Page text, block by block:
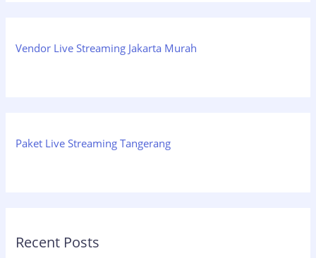
Vendor Live Streaming Jakarta Murah
Paket Live Streaming Tangerang
Recent Posts